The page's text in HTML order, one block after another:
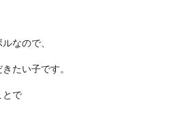
なので、
たい子です。
とで